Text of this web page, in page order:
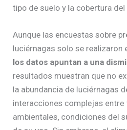
tipo de suelo y la cobertura del
Aunque las encuestas sobre
luciérnagas solo se realizaron
los datos apuntan a una
resultados muestran que no
la abundancia de luciérnagas
interacciones complejas
ambientales, condiciones del